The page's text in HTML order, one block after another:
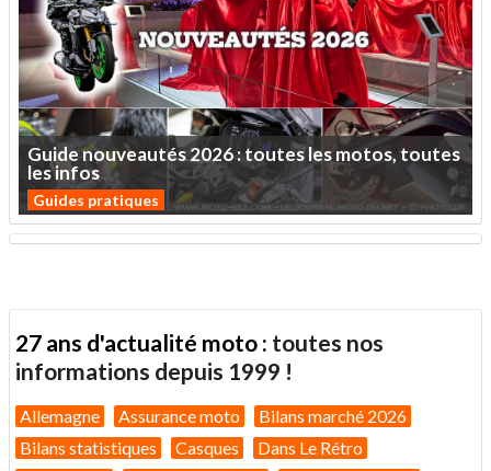
Guidenouveautés2026:touteslesmotos,toutes
lesinfos
Guides pratiques
27 ans d'actualité moto : toutes nos
informations depuis 1999 !
Allemagne Assurance moto
Bilans marché 2026
Bilans statistiques
Casques
Dans Le Rétro